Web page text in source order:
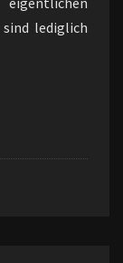
lediglich